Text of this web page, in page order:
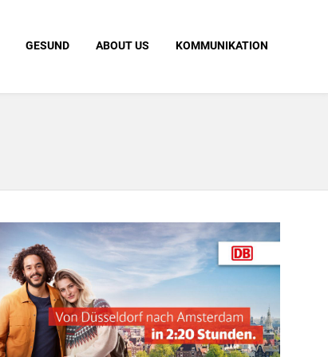
GESUND ABOUT US KOMMUNIKATION